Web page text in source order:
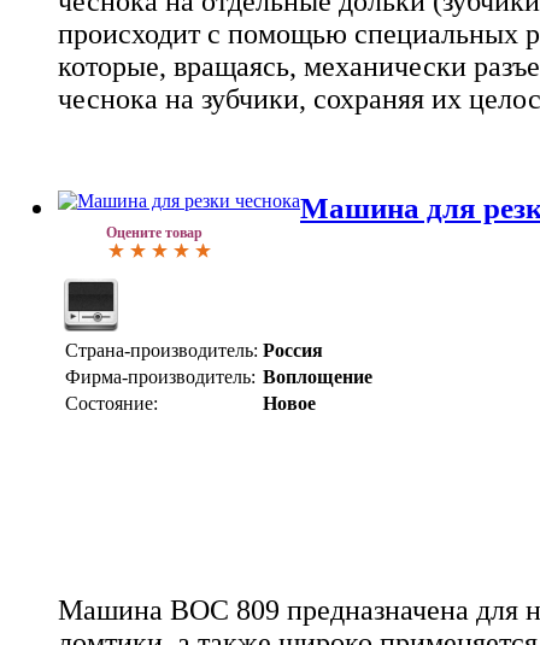
происходит с помощью специальных
которые, вращаясь, механически
чеснока на зубчики, сохраняя их
Оцените товар
Машина для
Страна-производитель: Россия
Фирма-производитель: Воплощение
Состояние:
Новое
Машина ВОС 809 предназначена для